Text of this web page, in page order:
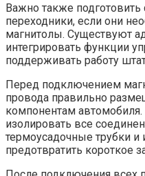
Важно также
переходники, если они
магнитолы. Существуют
интегрировать функции
поддерживать работу
Перед подключением
провода правильно
компонентам автомобиля.
изолировать все
термоусадочные трубки и
предотвратить короткое